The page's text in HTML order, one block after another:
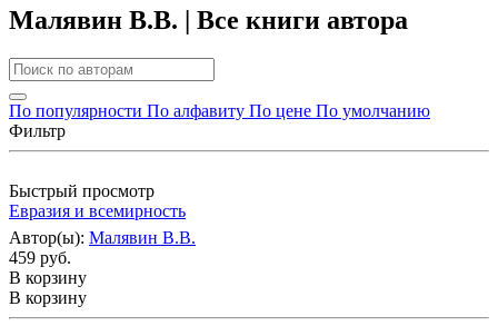
Малявин В.В. | Все книги автора
По популярности По алфавиту По цене По умолчанию
Фильтр
Быстрый просмотр
Евразия и всемирность
Автор(ы): Малявин В.В.
459 руб.
В корзину
В корзину